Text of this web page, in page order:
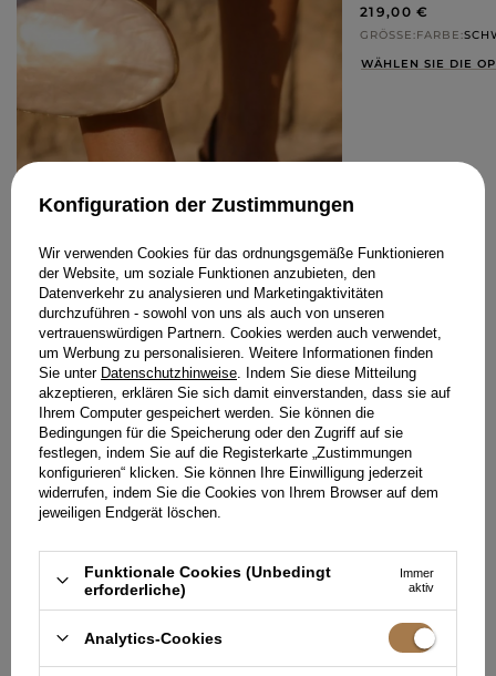
AMELY - SCHWARZE SANDALETTEN MIT
SCHMALEM PFENNIGABSATZ UND
QUADRATISCHER ZEHENPARTIE
219,00 €
WÄHLEN SIE DIE OPTION
219,00 €
GRÖSSE FARBE
WÄHLEN SIE DIE
STYLING KAUFEN
Konfiguration der Zustimmungen
Wir verwenden Cookies für das ordnungsgemäße Funktionieren
der Website, um soziale Funktionen anzubieten, den
Datenverkehr zu analysieren und Marketingaktivitäten
durchzuführen - sowohl von uns als auch von unseren
vertrauenswürdigen Partnern. Cookies werden auch verwendet,
um Werbung zu personalisieren. Weitere Informationen finden
Sie unter Datenschutzhinweise . Indem Sie diese Mitteilung
akzeptieren, erklären Sie sich damit einverstanden, dass sie auf
Ihrem Computer gespeichert werden. Sie können die
Bedingungen für die Speicherung oder den Zugriff auf sie
festlegen, indem Sie auf die Registerkarte „Zustimmungen
konfigurieren“ klicken. Sie können Ihre Einwilligung jederzeit
widerrufen, indem Sie die Cookies von Ihrem Browser auf dem
jeweiligen Endgerät löschen.
Funktionale Cookies (Unbedingt
erforderliche)
Immer
aktiv
Analytics-Cookies